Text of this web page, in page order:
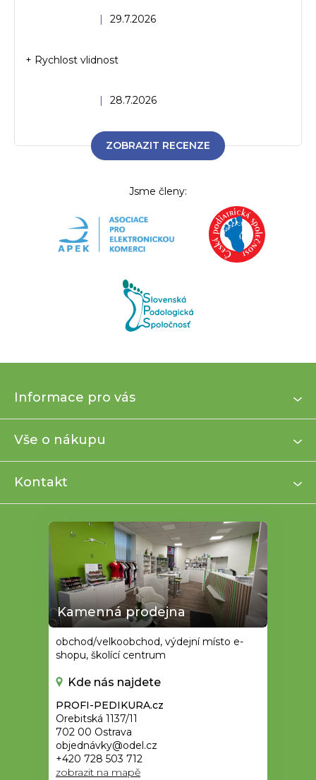
Hodnocení obchodu je 5 z 5 hvězdiček.
| 29.7.2026
Hodnocení obchodu je 5 z 5 hvězdiček.
| 28.7.2026
+ Rychlost vlidnost
ZOBRAZIT RECENZE
Jsme členy:
p
t
Informace pro vás
Vše o nákupu
Kontakt
Kamenná prodejna
obchod/velkoobchod, výdejní místo e-
shopu, školící centrum
Kde nás najdete
PROFI-PEDIKURA.cz
Orebitská 1137/11
702 00 Ostrava
objednávky@odel.cz
+420 728 503 712
zobrazit na mapě